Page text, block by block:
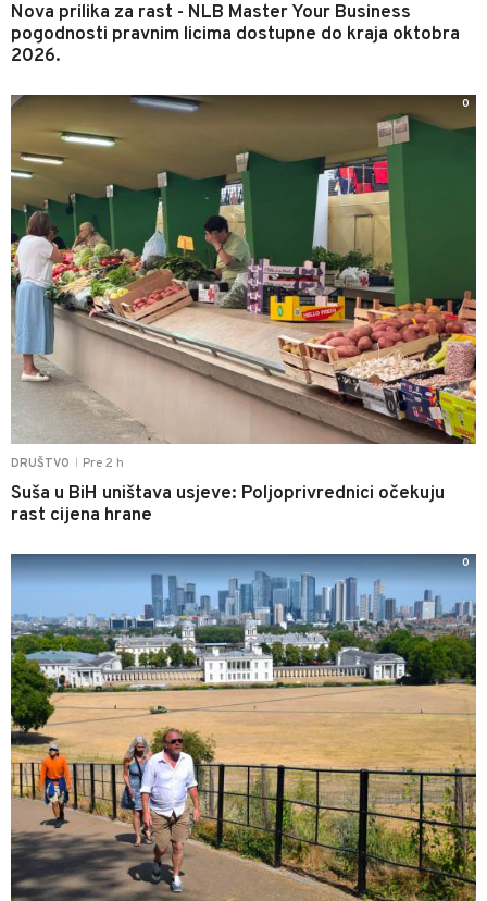
Nova prilika za rast - NLB Master Your Business
pogodnosti pravnim licima dostupne do kraja oktobra
2026.
DRUŠTVO Pre 2 h
Suša u BiH uništava usjeve: Poljoprivrednici očekuju
rast cijena hrane
0
0